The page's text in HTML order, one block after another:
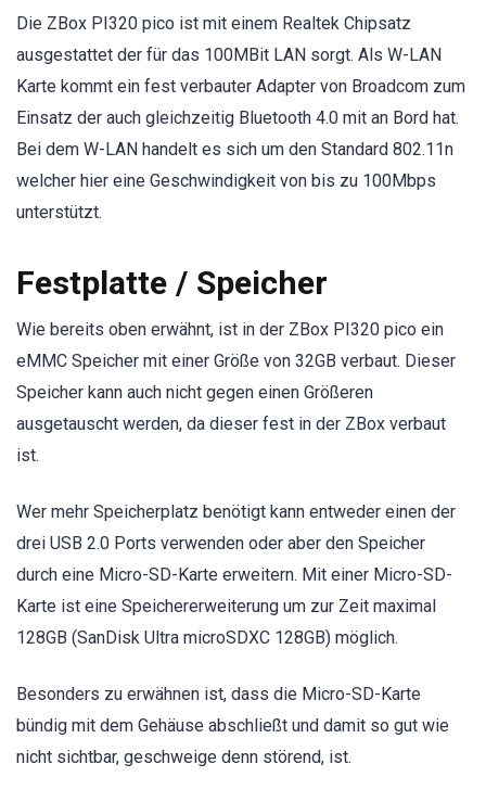
Die ZBox PI320 pico ist mit einem Realtek Chipsatz
ausgestattet der für das 100MBit LAN sorgt. Als W-LAN
Karte kommt ein fest verbauter Adapter von Broadcom zum
Einsatz der auch gleichzeitig Bluetooth 4.0 mit an Bord hat.
Bei dem W-LAN handelt es sich um den Standard 802.11n
welcher hier eine Geschwindigkeit von bis zu 100Mbps
unterstützt.
Festplatte / Speicher
Wie bereits oben erwähnt, ist in der ZBox PI320 pico ein
eMMC Speicher mit einer Größe von 32GB verbaut. Dieser
Speicher kann auch nicht gegen einen Größeren
ausgetauscht werden, da dieser fest in der ZBox verbaut
ist.
Wer mehr Speicherplatz benötigt kann entweder einen der
drei USB 2.0 Ports verwenden oder aber den Speicher
durch eine Micro-SD-Karte erweitern. Mit einer Micro-SD-
Karte ist eine Speichererweiterung um zur Zeit maximal
128GB (SanDisk Ultra microSDXC 128GB) möglich.
Besonders zu erwähnen ist, dass die Micro-SD-Karte
bündig mit dem Gehäuse abschließt und damit so gut wie
nicht sichtbar, geschweige denn störend, ist.